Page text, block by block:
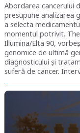
Abordarea cancerului
presupune analizarea
a selecta
momentul potrivit.
Illumina/Elta 90,
genomice de ultimă
diagnosticului și
suferă de cancer.